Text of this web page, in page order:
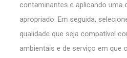
contaminantes e aplicando uma
apropriado. Em seguida,
qualidade que seja compatível
ambientais e de serviço em que